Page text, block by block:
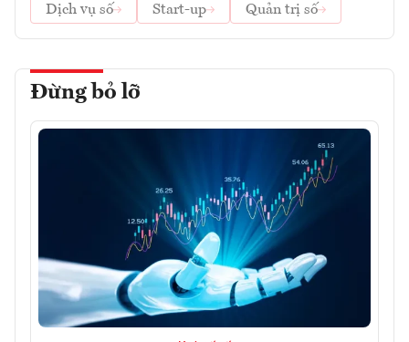
Dịch vụ số
Start-up Quản trị số
Đừng bỏ lỡ